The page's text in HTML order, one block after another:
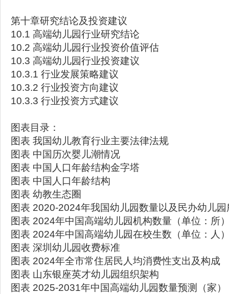
第十章研究结论及投资建议
10.1 高端幼儿园行业研究结论
10.2 高端幼儿园行业投资价值评估
10.3 高端幼儿园行业投资建议
10.3.1 行业发展策略建议
10.3.2 行业投资方向建议
10.3.3 行业投资方式建议
图表目录：
图表 我国幼儿教育行业主要法律法规
图表 中国历次婴儿潮情况
图表 中国人口年龄结构金字塔
图表 中国人口年龄结构
图表 幼教生态圈
图表 2020-2024年我国幼儿园数量以及民办幼儿
图表 2024年中国高端幼儿园机构数量（单位：所
图表 2024年中国高端幼儿园在校生数（单位：人
图表 深圳幼儿园收费标准
图表 2024年全市常住居民人均消费性支出及构成
图表 山东银座英才幼儿园组织架构
图表 2025-2031年中国高端幼儿园数量预测（家）